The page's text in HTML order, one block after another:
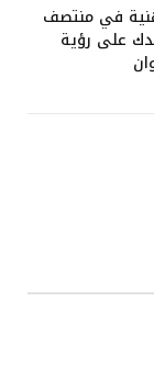
في منتصف
على رؤية